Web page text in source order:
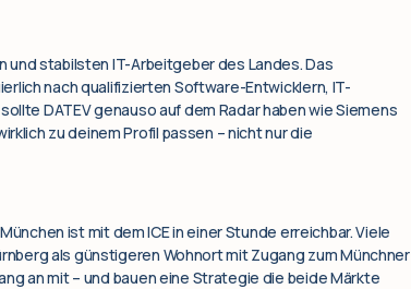
und stabilsten IT-Arbeitgeber des Landes. Das
nach qualifizierten Software-Entwicklern, IT-
DATEV genauso auf dem Radar haben wie Siemens
zu deinem Profil passen – nicht nur die
ist mit dem ICE in einer Stunde erreichbar. Viele
als günstigeren Wohnort mit Zugang zum Münchner
an mit – und bauen eine Strategie die beide Märkte